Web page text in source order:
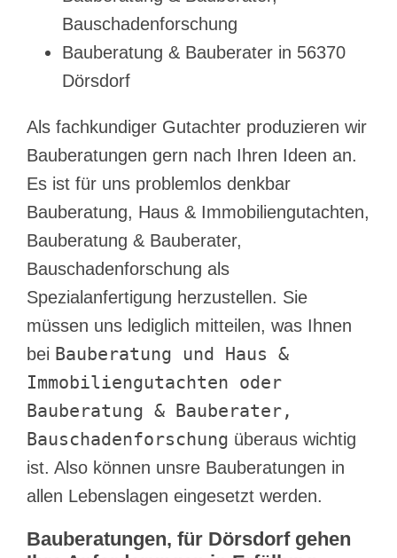
Bauschadenforschung
Bauberatung & Bauberater in 56370
Dörsdorf
Als fachkundiger Gutachter produzieren wir
Bauberatungen gern nach Ihren Ideen an.
Es ist für uns problemlos denkbar
Bauberatung, Haus & Immobiliengutachten,
Bauberatung & Bauberater,
Bauschadenforschung als
Spezialanfertigung herzustellen. Sie
müssen uns lediglich mitteilen, was Ihnen
bei Bauberatung und Haus &
Immobiliengutachten oder
Bauberatung & Bauberater,
Bauschadenforschung überaus wichtig
ist. Also können unsre Bauberatungen in
allen Lebenslagen eingesetzt werden.
Bauberatungen, für Dörsdorf gehen